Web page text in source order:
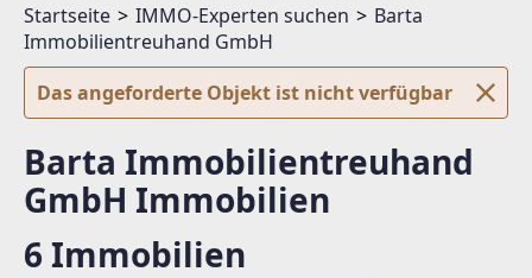
Startseite
IMMO-Experten suchen
Barta
Immobilientreuhand GmbH
Das angeforderte Objekt ist nicht verfügbar
Barta Immobilientreuhand
GmbH Immobilien
6 Immobilien